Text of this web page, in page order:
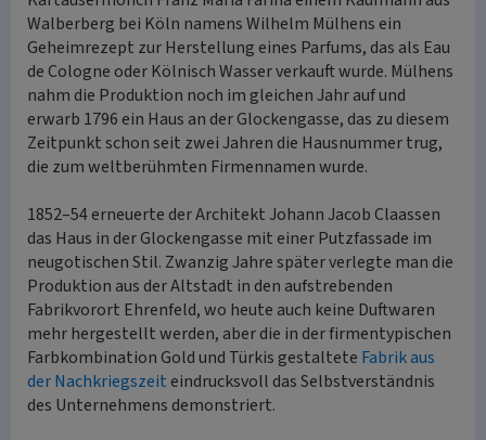
Walberberg bei Köln namens Wilhelm Mülhens ein
Geheimrezept zur Herstellung eines Parfums, das als Eau
de Cologne oder Kölnisch Wasser verkauft wurde. Mülhens
nahm die Produktion noch im gleichen Jahr auf und
erwarb 1796 ein Haus an der Glockengasse, das zu diesem
Zeitpunkt schon seit zwei Jahren die Hausnummer trug,
die zum weltberühmten Firmennamen wurde.
1852–54 erneuerte der Architekt Johann Jacob Claassen
das Haus in der Glockengasse mit einer Putzfassade im
neugotischen Stil. Zwanzig Jahre später verlegte man die
Produktion aus der Altstadt in den aufstrebenden
Fabrikvorort Ehrenfeld, wo heute auch keine Duftwaren
mehr hergestellt werden, aber die in der firmentypischen
Farbkombination Gold und Türkis gestaltete Fabrik aus
der Nachkriegszeit eindrucksvoll das Selbstverständnis
des Unternehmens demonstriert.